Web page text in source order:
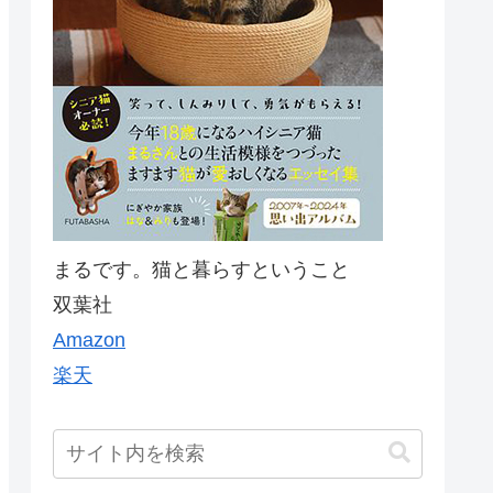
まるです。猫と暮らすということ
双葉社
Amazon
楽天